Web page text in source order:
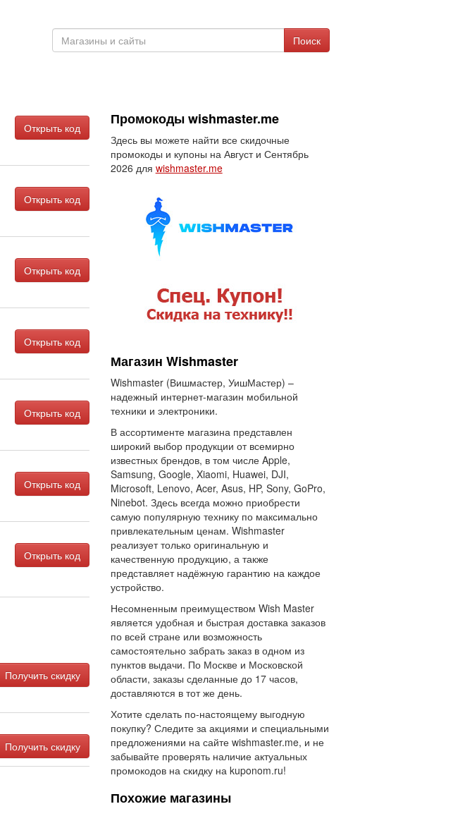
Поиск
Открыть код
Открыть код
Открыть код
Открыть код
Открыть код
Открыть код
Открыть код
Получить скидку
Получить скидку
Промокоды wishmaster.me
Здесь вы можете найти все скидочные
промокоды и купоны на Август и Сентябрь
2026 для wishmaster.me
Магазин Wishmaster
Wishmaster (Вишмастер, УишМастер) –
надежный интернет-магазин мобильной
техники и электроники.
В ассортименте магазина представлен
широкий выбор продукции от всемирно
известных брендов, в том числе Apple,
Samsung, Google, Xiaomi, Huawei, DJI,
Microsoft, Lenovo, Acer, Asus, HP, Sony, GoPro,
Ninebot. Здесь всегда можно приобрести
самую популярную технику по максимально
привлекательным ценам. Wishmaster
реализует только оригинальную и
качественную продукцию, а также
представляет надёжную гарантию на каждое
устройство.
Несомненным преимуществом Wish Master
является удобная и быстрая доставка заказов
по всей стране или возможность
самостоятельно забрать заказ в одном из
пунктов выдачи. По Москве и Московской
области, заказы сделанные до 17 часов,
доставляются в тот же день.
Хотите сделать по-настоящему выгодную
покупку? Следите за акциями и специальными
предложениями на сайте wishmaster.me, и не
забывайте проверять наличие актуальных
промокодов на скидку на kuponom.ru!
Похожие магазины